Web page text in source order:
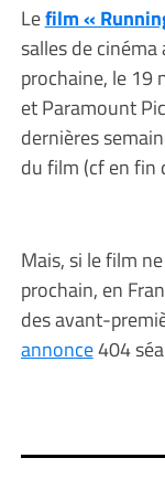
Lefilm «
salles de
prochaine, le 19
et Paramount
dernières
du film (cf en fin
Mais, si le film
prochain, en
des avant-
annonce404